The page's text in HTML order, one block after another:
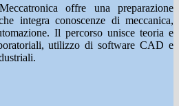
offre una preparazione
integra conoscenze di meccanica,
Il percorso unisce teoria e
utilizzo di software CAD e